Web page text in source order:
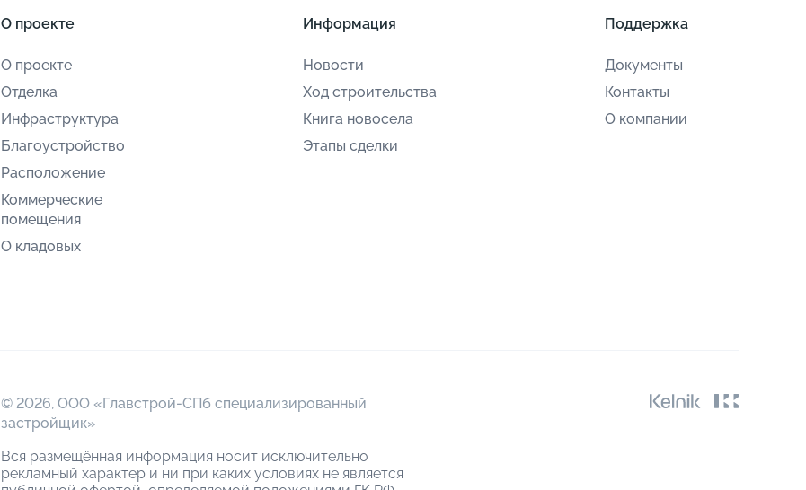
О проекте
О проекте
Отделка
Инфраструктура
Благоустройство
Расположение
Коммерческие
помещения
О кладовых
Информация
Новости
Ход строительства
Книга новосела
Этапы сделки
Поддержка
Документы
Контакты
О компании
© 2026, ООО «Главстрой-СПб специализированный
застройщик»
Вся размещённая информация носит исключительно
рекламный характер и ни при каких условиях не является